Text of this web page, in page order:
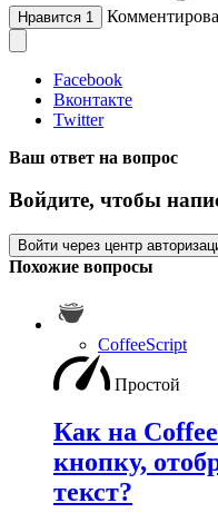
Нравится 1
Facebook
Вконтакте
Twitter
Ваш ответ на вопрос
Войдите, чтобы
Войти через центр
Похожие вопросы
CoffeeScript
Простой
Как на
кнопку,
текст?